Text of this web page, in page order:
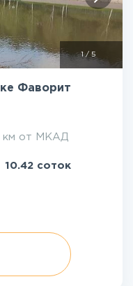
1/ 5
Фаворит
км от МКАД
10.42 соток